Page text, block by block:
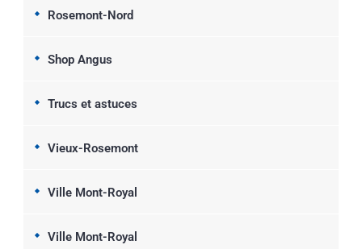
Rosemont-Nord
Shop Angus
Trucs et astuces
Vieux-Rosemont
Ville Mont-Royal
Ville Mont-Royal